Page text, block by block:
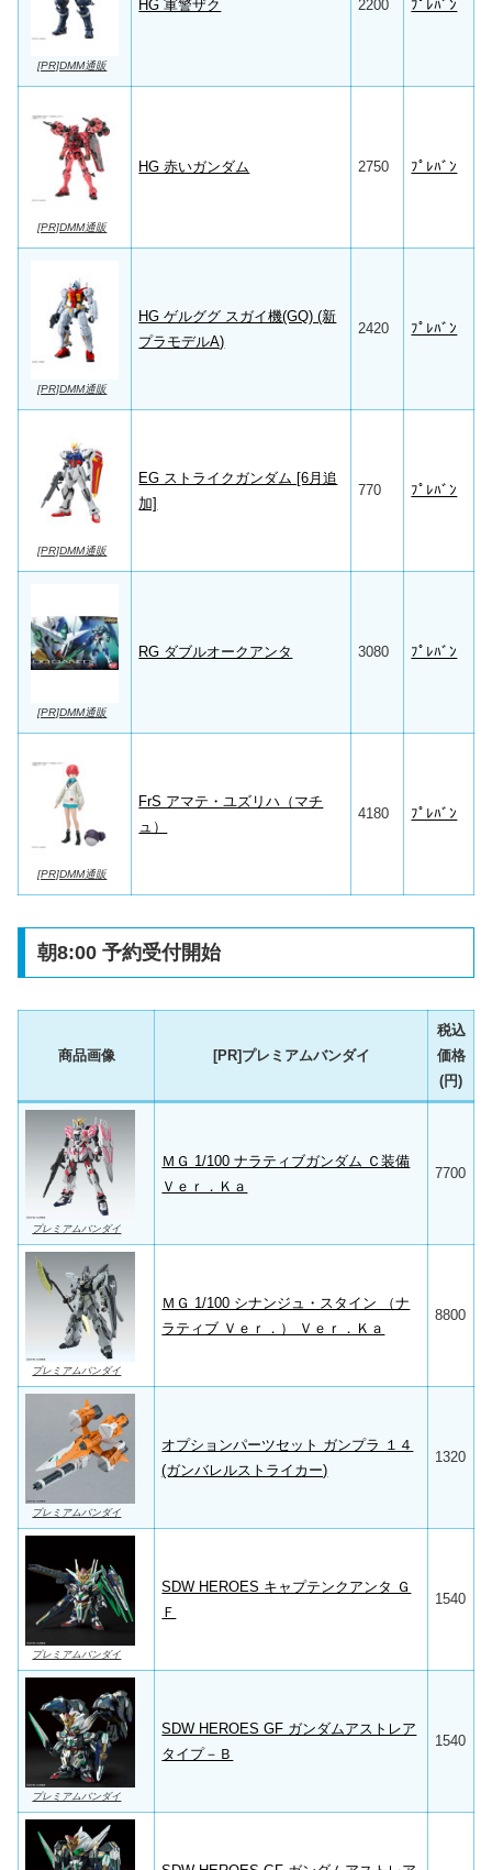
[PR]DMM通販
HG 軍警ザク 2200 ﾌﾟﾚﾊﾞﾝ
[PR]DMM通販
HG 赤いガンダム 2750 ﾌﾟﾚﾊﾞﾝ
[PR]DMM通販
HG ゲルググ スガイ機(GQ) (新
プラモデルA)
2420 ﾌﾟﾚﾊﾞﾝ
[PR]DMM通販
EG ストライクガンダム [6月追
加]
770 ﾌﾟﾚﾊﾞﾝ
[PR]DMM通販
RG ダブルオークアンタ 3080 ﾌﾟﾚﾊﾞﾝ
[PR]DMM通販
FrS アマテ・ユズリハ（マチ
ュ）
4180 ﾌﾟﾚﾊﾞﾝ
朝8:00 予約受付開始
商品画像 [PR]プレミアムバンダイ
税込
価格
(円)
プレミアムバンダイ
ＭＧ 1/100 ナラティブガンダム Ｃ装備
Ｖｅｒ．Ｋａ
7700
プレミアムバンダイ
ＭＧ 1/100 シナンジュ・スタイン （ナ
ラティブ Ｖｅｒ．） Ｖｅｒ．Ｋａ
8800
プレミアムバンダイ
オプションパーツセット ガンプラ １４
(ガンバレルストライカー)
1320
プレミアムバンダイ
SDW HEROES キャプテンクアンタ Ｇ
Ｆ
1540
プレミアムバンダイ
SDW HEROES GF ガンダムアストレア
タイプ－Ｂ
1540